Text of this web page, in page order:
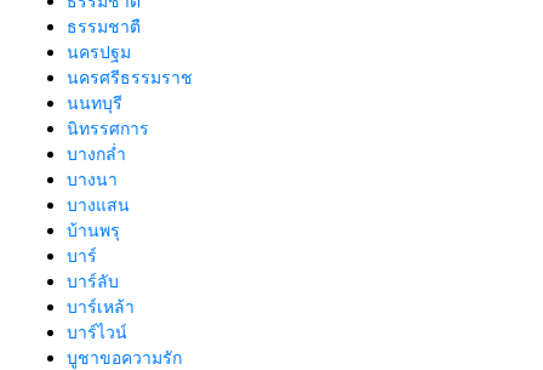
ธรรมชาตื
นครปฐม
นครศรีธรรมราช
นนทบุรี
นิทรรศการ
บางกล่ำ
บางนา
บางแสน
บ้านพรุ
บาร์
บาร์ลับ
บาร์เหล้า
บาร์ไวน์
บูชาขอความรัก